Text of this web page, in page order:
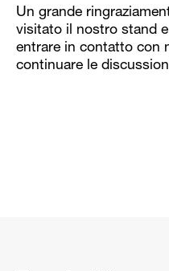
Un grande
visitato il nostro stand
entrare in contatto con
continuare le